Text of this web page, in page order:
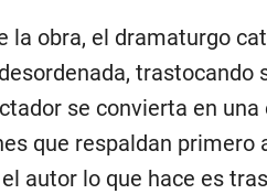
la obra, el dramaturgo
se convierta en
que respaldan primero
autor lo que hace es